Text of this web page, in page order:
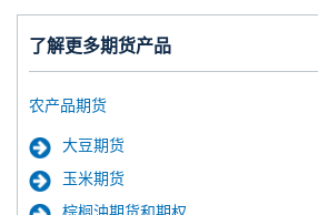
了解更多期货产品
农产品期货
大豆期货
玉米期货